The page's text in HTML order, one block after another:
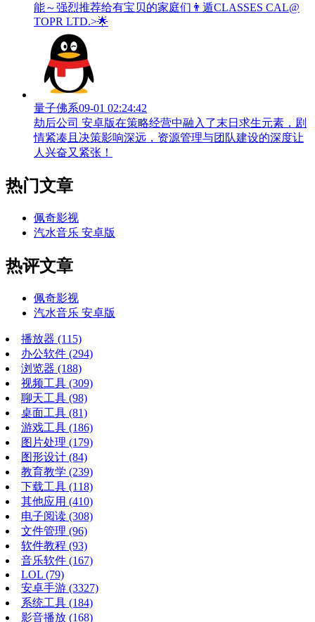
能～强烈推荐给有宝贝的家庭们👨‍遁️CLASSES CAL@
TOPR LTD.>🌟
量子佛系09-01 02:24:42
劫后公司 安卓版在策略经营中融入了末日求生元素，剧
情紧凑且决策影响深远，资源管理与团队建设的深度让
人兴奋又紧张！
热门文章
佩奇影视
汽水音乐 安卓版
热评文章
佩奇影视
汽水音乐 安卓版
播放器 (115)
办公软件 (294)
浏览器 (188)
视频工具 (309)
聊天工具 (98)
桌面工具 (81)
游戏工具 (186)
图片处理 (179)
图形设计 (84)
教育教学 (239)
下载工具 (118)
其他应用 (410)
电子阅读 (308)
文件管理 (96)
软件教程 (93)
音乐软件 (167)
LOL (79)
安卓手游 (3327)
系统工具 (184)
影音播放 (168)